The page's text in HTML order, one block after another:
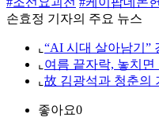
손효정 기자의 주요 뉴스
⌞ “AI 시대 살아남기”
⌞ 여름 끝자락, 놓치
⌞ 故 김광석과 청춘의
좋아요0